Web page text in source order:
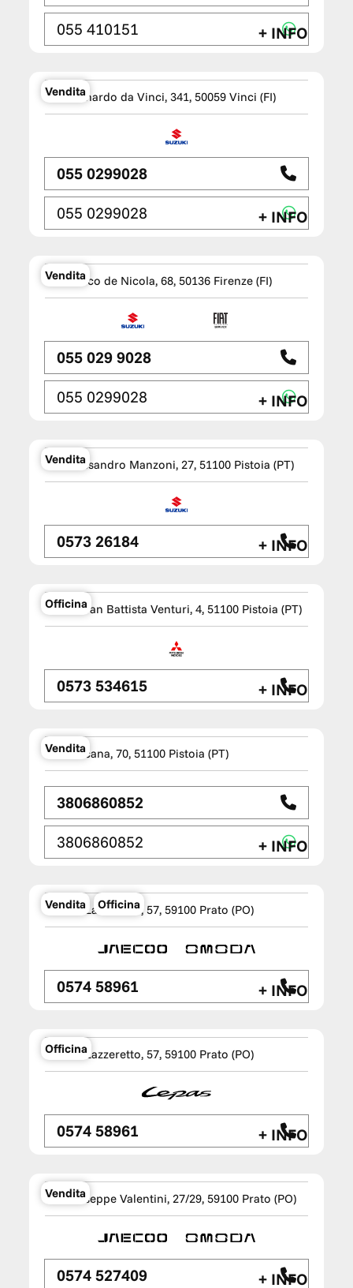
055 410151
+ INFO
Vendita
Via Leonardo da Vinci, 341, 50059 Vinci (FI)
055 0299028
055 0299028
+ INFO
Vendita
Via Enrico de Nicola, 68, 50136 Firenze (FI)
055 029 9028
055 0299028
+ INFO
Vendita
TM WAGEN Premium Specialist
Via Alessandro Manzoni, 27, 51100 Pistoia (PT)
0573 26184 + INFO
Officina
Via Giovan Battista Venturi, 4, 51100 Pistoia (PT)
0573 534615 + INFO
Vendita
Via Toscana, 70, 51100 Pistoia (PT)
3806860852
3806860852
+ INFO
Vendita Officina
Via del Lazzeretto, 57, 59100 Prato (PO)
0574 58961 + INFO
Officina
Via del Lazzeretto, 57, 59100 Prato (PO)
0574 58961 + INFO
Vendita
Via Giuseppe Valentini, 27/29, 59100 Prato (PO)
0574 527409 + INFO